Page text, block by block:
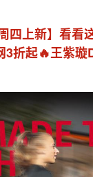
四上新】看看
折起🔥王紫璇